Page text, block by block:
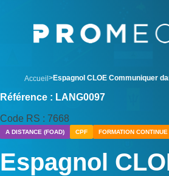
Accueil Espagnol CLOE Communiquer
Référence : LANG0097
Code RS : 7668
A DISTANCE (FOAD) CPF FORMATION CONTINUE
Espagnol